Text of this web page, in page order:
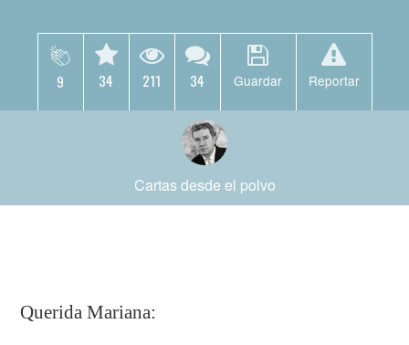
9 34 211 34 Guardar Reportar
Cartas desde el polvo
Querida Mariana: